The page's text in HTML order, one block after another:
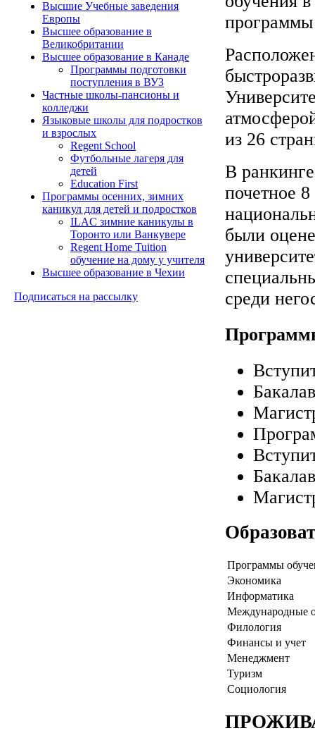
Высшие Учебные заведения
Европы
Высшее образование в
Великобритании
Высшее образование в Канаде
Программы подготовки
поступления в ВУЗ
Частные школы-пансионы и
колледжи
Языковые школы для подростков
и взрослых
Regent School
Футбольные лагеря для
детей
Education First
Программы осенних, зимних
каникул для детей и подростков
ILAC зимние каникулы в
Торонто или Ванкувере
Regent Home Tuition
обучение на дому у учителя
Высшее образование в Чехии
Подписаться на рассылку
программы
из 26
В
почетное
были
среди
Программы
Экономика
Информатика
Международные
Филология
Финансы и учет
Менеджмент
Туризм
Социология